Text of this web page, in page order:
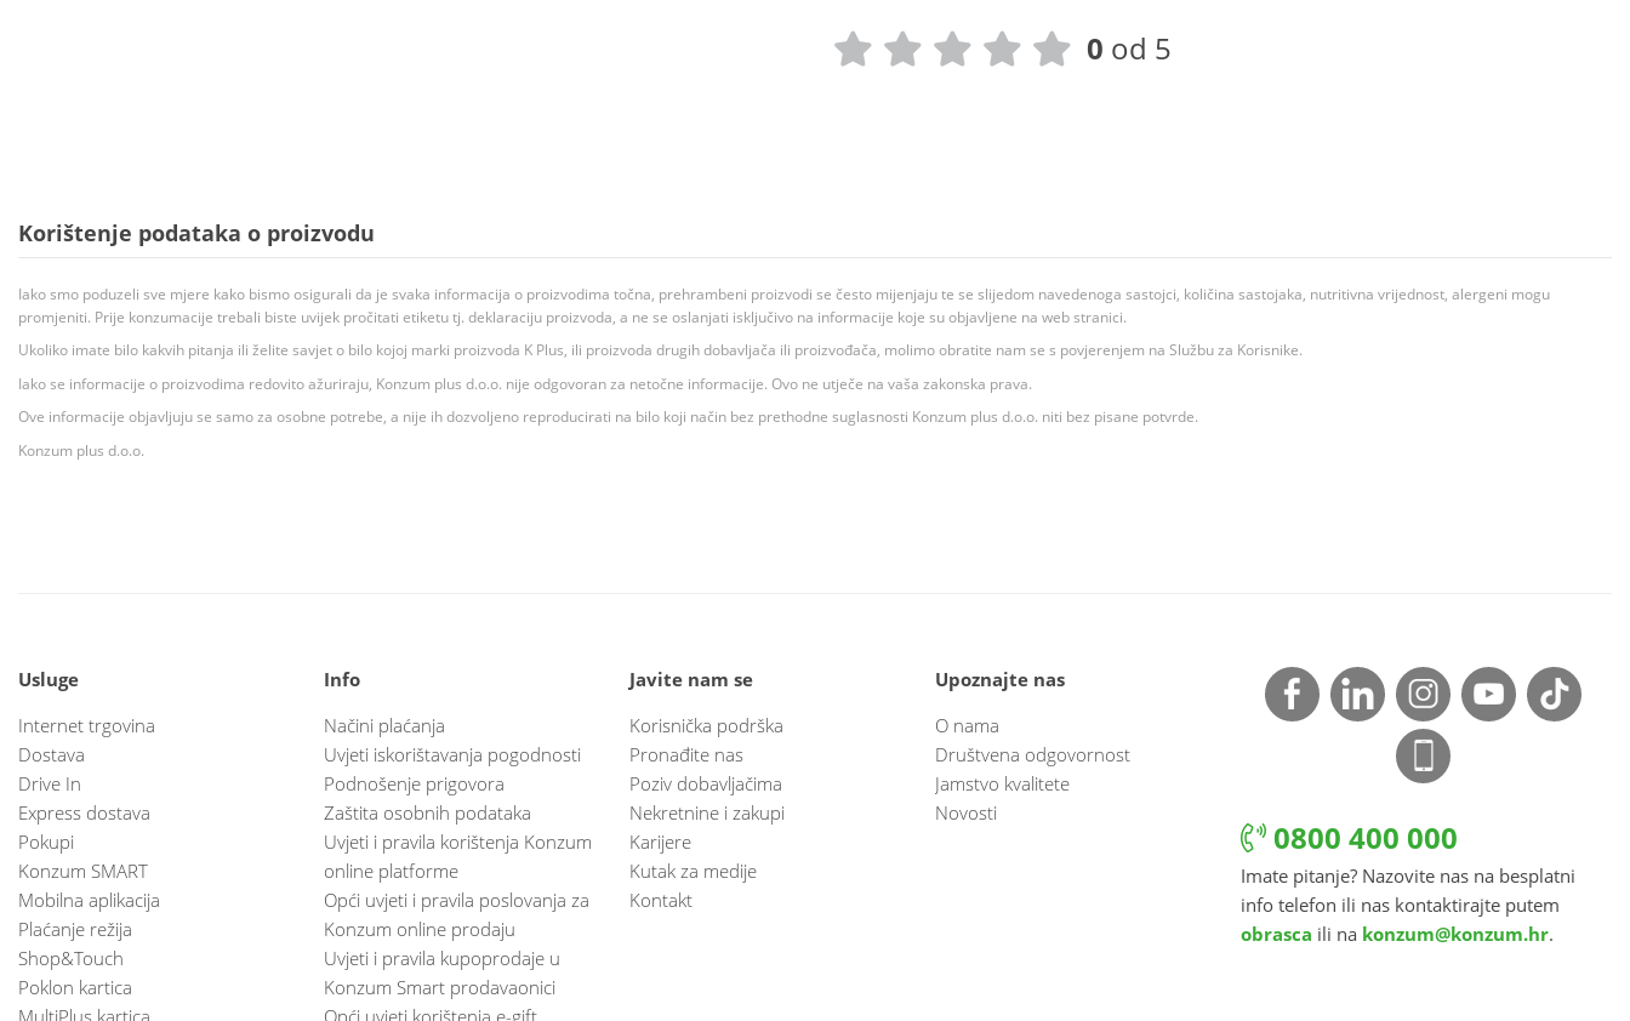
0 od 5
Korištenje podataka o proizvodu
Iako smo poduzeli sve mjere kako bismo osigurali da je svaka informacija o proizvodima točna, prehrambeni proizvodi se često mijenjaju te se slijedom navedenoga sastojci, količina sastojaka, nutritivna vrijednost, alergeni mogu
promjeniti. Prije konzumacije trebali biste uvijek pročitati etiketu tj. deklaraciju proizvoda, a ne se oslanjati isključivo na informacije koje su objavljene na web stranici.
Ukoliko imate bilo kakvih pitanja ili želite savjet o bilo kojoj marki proizvoda K Plus, ili proizvoda drugih dobavljača ili proizvođača, molimo obratite nam se s povjerenjem na Službu za Korisnike.
Iako se informacije o proizvodima redovito ažuriraju, Konzum plus d.o.o. nije odgovoran za netočne informacije. Ovo ne utječe na vaša zakonska prava.
Ove informacije objavljuju se samo za osobne potrebe, a nije ih dozvoljeno reproducirati na bilo koji način bez prethodne suglasnosti Konzum plus d.o.o. niti bez pisane potvrde.
Konzum plus d.o.o.
Usluge
Internet trgovina
Dostava
Drive In
Express dostava
Pokupi
Konzum SMART
Mobilna aplikacija
Plaćanje režija
Shop&Touch
Poklon kartica
MultiPlus kartica
Info
Načini plaćanja
Uvjeti iskorištavanja pogodnosti
Podnošenje prigovora
Zaštita osobnih podataka
Uvjeti i pravila korištenja Konzum
online platforme
Opći uvjeti i pravila poslovanja za
Konzum online prodaju
Uvjeti i pravila kupoprodaje u
Konzum Smart prodavaonici
Opći uvjeti korištenja e-gift
Javite nam se
Korisnička podrška
Pronađite nas
Poziv dobavljačima
Nekretnine i zakupi
Karijere
Kutak za medije
Kontakt
Upoznajte nas
O nama
Društvena odgovornost
Jamstvo kvalitete
Novosti
0800 400 000
Imate pitanje? Nazovite nas na besplatni
info telefon ili nas kontaktirajte putem
obrasca ili na konzum@konzum.hr.